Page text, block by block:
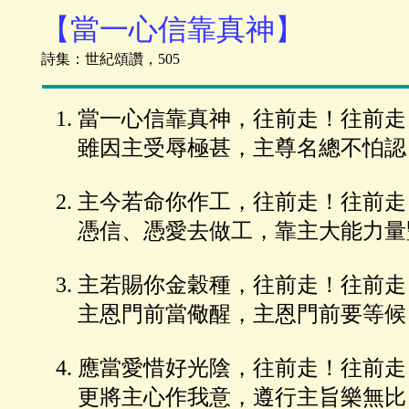
【當一心信靠真神】
詩集：世紀頌讚，505
當一心信靠真神，往前走！往前
雖因主受辱極甚，主尊名總不怕
主今若命你作工，往前走！往前
憑信、憑愛去做工，靠主大能力
主若賜你金穀種，往前走！往前
主恩門前當儆醒，主恩門前要等
應當愛惜好光陰，往前走！往前
更將主心作我意，遵行主旨樂無